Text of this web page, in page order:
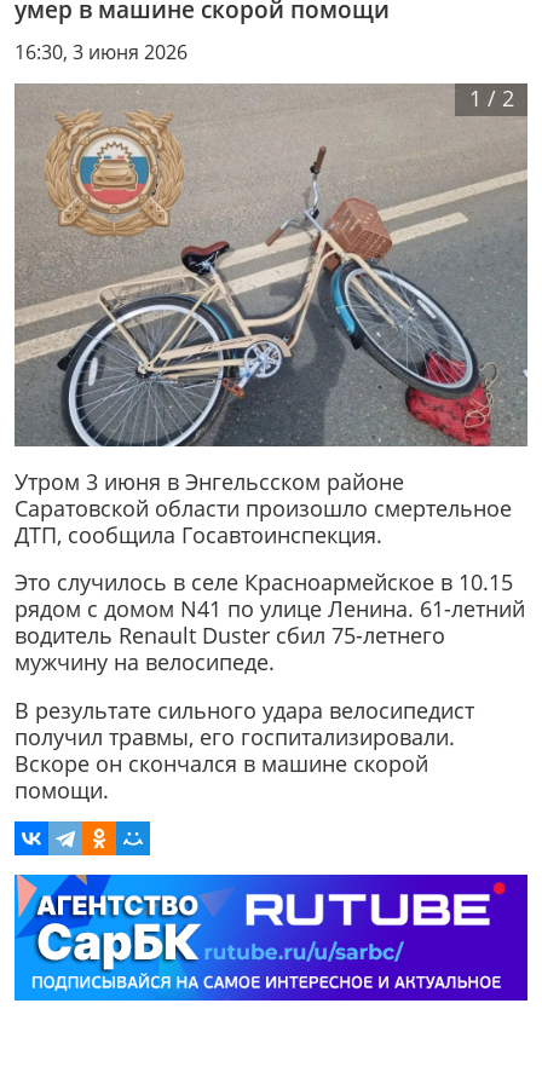
умер в машине скорой помощи
16:30, 3 июня 2026
1 / 2
Утром 3 июня в Энгельсском районе
Саратовской области произошло смертельное
ДТП, сообщила Госавтоинспекция.
Это случилось в селе Красноармейское в 10.15
рядом с домом N41 по улице Ленина. 61-летний
водитель Renault Duster сбил 75-летнего
мужчину на велосипеде.
В результате сильного удара велосипедист
получил травмы, его госпитализировали.
Вскоре он скончался в машине скорой
помощи.